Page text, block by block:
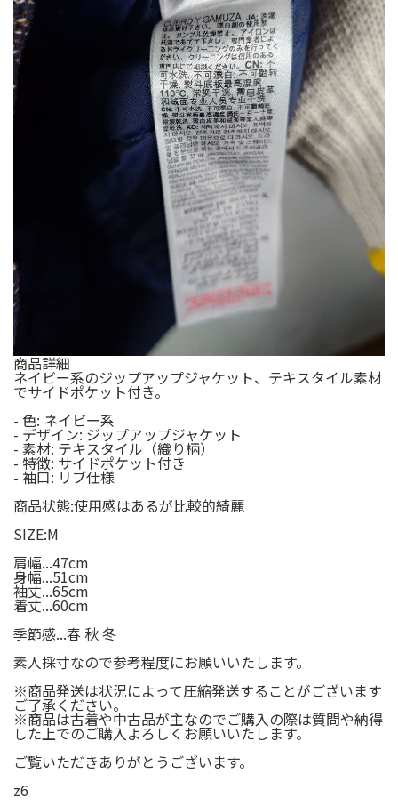
商品詳細
ネイビー系のジップアップジャケット、テキスタイル素材
でサイドポケット付き。
- 色: ネイビー系
- デザイン: ジップアップジャケット
- 素材: テキスタイル（織り柄）
- 特徴: サイドポケット付き
- 袖口: リブ仕様
商品状態:使用感はあるが比較的綺麗
SIZE:M
肩幅...47cm
身幅...51cm
袖丈...65cm
着丈...60cm
季節感...春 秋 冬
素人採寸なので参考程度にお願いいたします。
※商品発送は状況によって圧縮発送することがございます
ご了承ください。
※商品は古着や中古品が主なのでご購入の際は質問や納得
した上でのご購入よろしくお願いいたします。
ご覧いただきありがとうございます。
z6